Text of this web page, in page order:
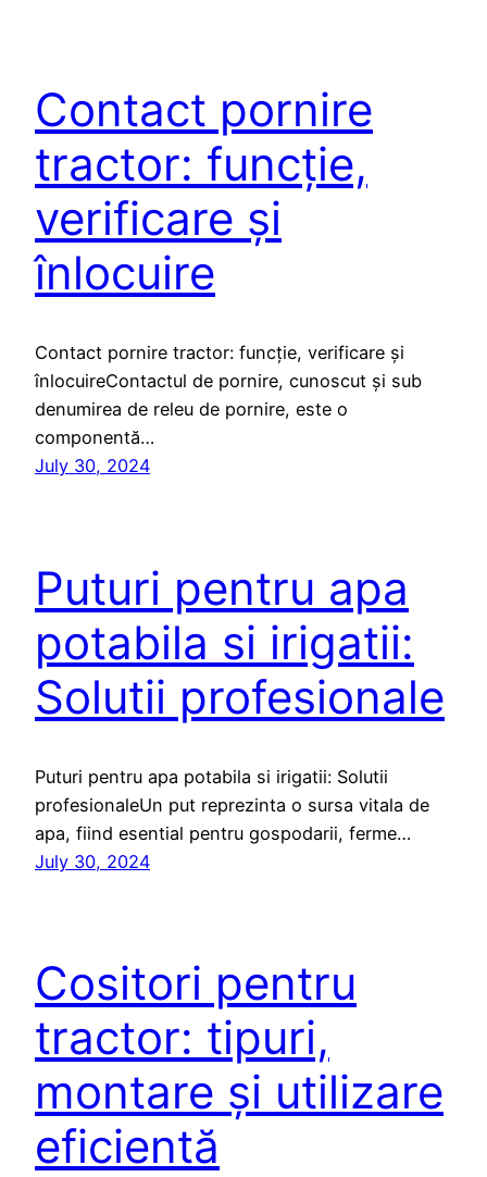
Contact pornire
tractor: funcție,
verificare și
înlocuire
Contact pornire tractor: funcție, verificare și
înlocuireContactul de pornire, cunoscut și sub
denumirea de releu de pornire, este o
componentă…
July 30, 2024
Puturi pentru apa
potabila si irigatii:
Solutii profesionale
Puturi pentru apa potabila si irigatii: Solutii
profesionaleUn put reprezinta o sursa vitala de
apa, fiind esential pentru gospodarii, ferme…
July 30, 2024
Cositori pentru
tractor: tipuri,
montare și utilizare
eficientă